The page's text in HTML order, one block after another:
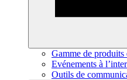
Gamme de produits
Evénements à
Outils de